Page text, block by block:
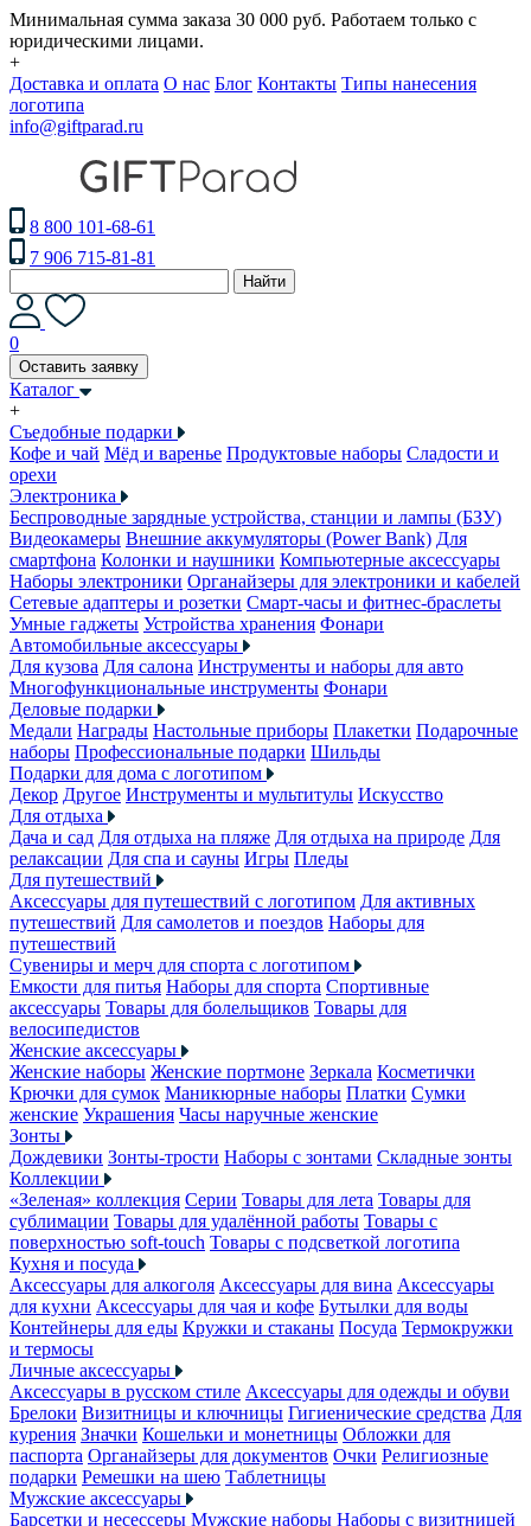
Минимальная сумма заказа 30 000 руб. Работаем только с
юридическими лицами.
+
Доставка и оплата О нас Блог Контакты Типы нанесения
логотипа
info@giftparad.ru
8 800 101-68-61
7 906 715-81-81
Найти
0
Оставить заявку
Каталог
+
Съедобные подарки
Кофе и чай Мёд и варенье Продуктовые наборы Сладости и
орехи
Электроника
Беспроводные зарядные устройства, станции и лампы (БЗУ)
Видеокамеры Внешние аккумуляторы (Power Bank) Для
смартфона Колонки и наушники Компьютерные аксессуары
Наборы электроники Органайзеры для электроники и кабелей
Сетевые адаптеры и розетки Смарт-часы и фитнес-браслеты
Умные гаджеты Устройства хранения Фонари
Автомобильные аксессуары
Для кузова Для салона Инструменты и наборы для авто
Многофункциональные инструменты Фонари
Деловые подарки
Медали Награды Настольные приборы Плакетки Подарочные
наборы Профессиональные подарки Шильды
Подарки для дома с логотипом
Декор Другое Инструменты и мультитулы Искусство
Для отдыха
Дача и сад Для отдыха на пляже Для отдыха на природе Для
релаксации Для спа и сауны Игры Пледы
Для путешествий
Аксессуары для путешествий с логотипом Для активных
путешествий Для самолетов и поездов Наборы для
путешествий
Сувениры и мерч для спорта с логотипом
Емкости для питья Наборы для спорта Спортивные
аксессуары Товары для болельщиков Товары для
велосипедистов
Женские аксессуары
Женские наборы Женские портмоне Зеркала Косметички
Крючки для сумок Маникюрные наборы Платки Сумки
женские Украшения Часы наручные женские
Зонты
Дождевики Зонты-трости Наборы с зонтами Складные зонты
Коллекции
«Зеленая» коллекция Серии Товары для лета Товары для
сублимации Товары для удалённой работы Товары с
поверхностью soft-touch Товары с подсветкой логотипа
Кухня и посуда
Аксессуары для алкоголя Аксессуары для вина Аксессуары
для кухни Аксессуары для чая и кофе Бутылки для воды
Контейнеры для еды Кружки и стаканы Посуда Термокружки
и термосы
Личные аксессуары
Аксессуары в русском стиле Аксессуары для одежды и обуви
Брелоки Визитницы и ключницы Гигиенические средства Для
курения Значки Кошельки и монетницы Обложки для
паспорта Органайзеры для документов Очки Религиозные
подарки Ремешки на шею Таблетницы
Мужские аксессуары
Барсетки и несессеры Мужские наборы Наборы с визитницей